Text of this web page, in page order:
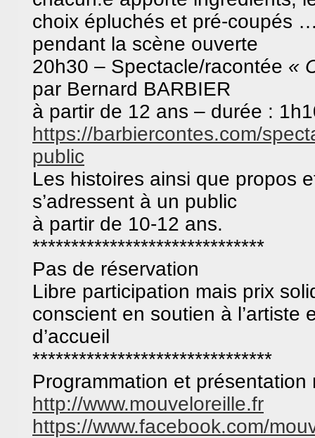
choix épluchés et pré-coupés
pendant la scène ouverte
20h30 – Spectacle/racontée «
par Bernard BARBIER
à partir de 12 ans – durée :
https://barbiercontes.com/
public
Les histoires ainsi que propos
s’adressent à un public
à partir de 10-12 ans.
******************************
Pas de réservation
Libre participation mais prix
conscient en soutien à l’artiste
d’accueil
*******************************
Programmation et présentation
http://www.mouveloreille.fr
https://www.facebook.com/